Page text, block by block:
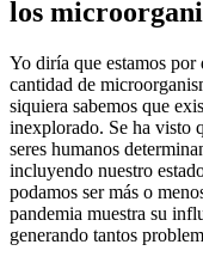
los
Yo diría que estamos
cantidad de
siquiera sabemos que
inexplorado. Se ha visto
seres humanos
incluyendo nuestro
podamos ser más o
pandemia muestra su
generando tantos